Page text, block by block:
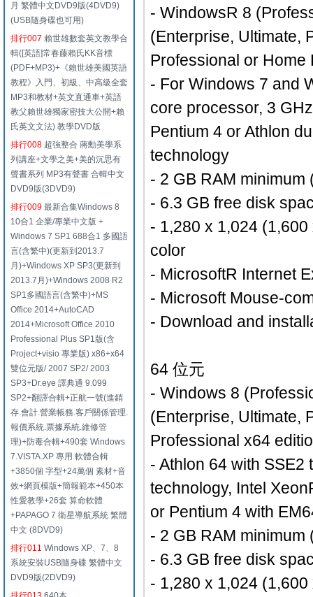
月 繁體中文DVD9版(4DVD9)
(USB隨身碟也可用)
排行007 賴世雄數套英文教學合
輯([英語]常春藤賴氏KK音標
(PDF+MP3)+《賴世雄美國英語
教程》入門、初級、中高級全套
MP3和教材+英文直通車+英語
教父賴世雄獨家密技大公開+賴
氏英文文法) 教學DVD版
排行008 超強整合 蔣勳美學系
列講座+文學之美+美的沉思有
聲書系列 MP3有聲書 合輯中文
DVD9版(3DVD9)
排行009 最新合集Windows 8
10合1 企業/專業中文版 +
Windows 7 SP1 688合1 多國語
言(含繁中)(更新到2013.7
月)+Windows XP SP3(更新到
2013.7月)+Windows 2008 R2
SP1多國語言(含繁中)+MS
Office 2014+AutoCAD
2014+Microsoft Office 2010
Professional Plus SP1版(含
Project+visio 專業版) x86+x64
雙位元版/ 2007 SP2/ 2003
SP3+Dr.eye 譯典通 9.099
SP2+翻譯合輯+正航一號(進銷
存.會計.營業帳務.客戶關係管理.
報價系統.票據系統.維修管
理)+防毒合輯+490套 Windows
7.VISTA.XP 專用 軟體合輯
+3850個 字型+24萬個 素材+音
效+網頁模版+簡報範本+450本
性愛教學+26套 算命軟體
+PAPAGO 7 衛星導航系統 繁體
中文 (8DVD9)
排行011 Windows XP、7、8
系統安裝USB隨身碟 繁體中文
DVD9版(2DVD9)
- WindowsR 8
(Enterprise, Ultimate,
Professional or Home
- For Windows 7 and
core processor, 3
Pentium 4 or Athlon
technology
- 2 GB RAM
- 6.3 GB free disk
- 1,280 x 1,024
color
- MicrosoftR Internet
- Microsoft Mouse-
- Download and
64 位元
- Windows 8
(Enterprise, Ultimate,
Professional x64
- Athlon 64 with
technology, Intel
or Pentium 4 with
- 2 GB RAM
- 6.3 GB free disk
- 1,280 x 1,024